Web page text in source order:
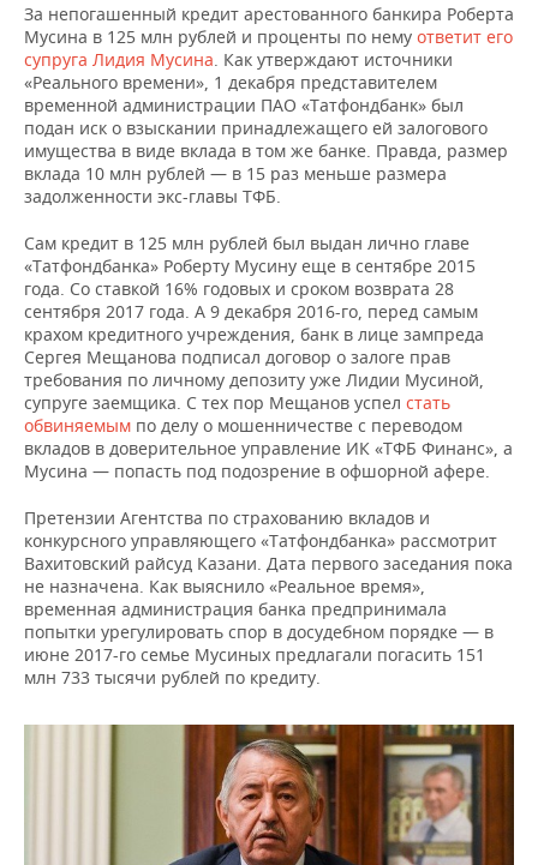
За непогашенный кредит арестованного банкира Роберта
Мусина в 125 млн рублей и проценты по нему ответит его
супруга Лидия Мусина . Как утверждают источники
«Реального времени», 1 декабря представителем
временной администрации ПАО «Татфондбанк» был
подан иск о взыскании принадлежащего ей залогового
имущества в виде вклада в том же банке. Правда, размер
вклада 10 млн рублей — в 15 раз меньше размера
задолженности экс-главы ТФБ.
Сам кредит в 125 млн рублей был выдан лично главе
«Татфондбанка» Роберту Мусину еще в сентябре 2015
года. Со ставкой 16% годовых и сроком возврата 28
сентября 2017 года. А 9 декабря 2016-го, перед самым
крахом кредитного учреждения, банк в лице зампреда
Сергея Мещанова подписал договор о залоге прав
требования по личному депозиту уже Лидии Мусиной,
супруге заемщика. С тех пор Мещанов успел стать
обвиняемым по делу о мошенничестве с переводом
вкладов в доверительное управление ИК «ТФБ Финанс», а
Мусина — попасть под подозрение в офшорной афере.
Претензии Агентства по страхованию вкладов и
конкурсного управляющего «Татфондбанка» рассмотрит
Вахитовский райсуд Казани. Дата первого заседания пока
не назначена. Как выяснило «Реальное время»,
временная администрация банка предпринимала
попытки урегулировать спор в досудебном порядке — в
июне 2017-го семье Мусиных предлагали погасить 151
млн 733 тысячи рублей по кредиту.